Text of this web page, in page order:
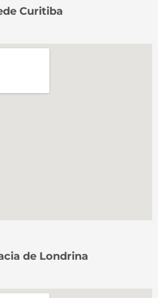
Curitiba
de Londrina